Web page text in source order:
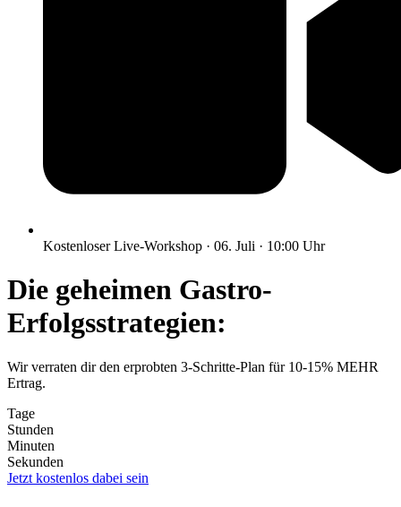
Kostenloser Live-Workshop · 06. Juli · 10:00 Uhr
Die geheimen Gastro-
Erfolgsstrategien:
Wir verraten dir den erprobten 3-Schritte-Plan für 10-15% MEHR
Ertrag.
Tage
Stunden
Minuten
Sekunden
Jetzt kostenlos dabei sein